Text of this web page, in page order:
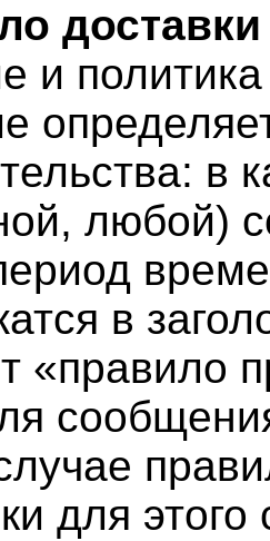
и
в
любой)
в
«правило
для